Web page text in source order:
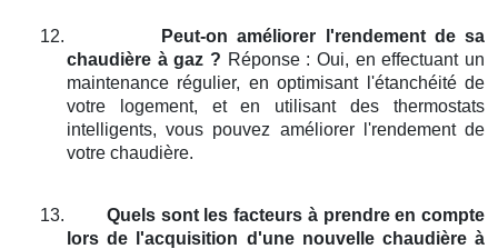
12.
Peut-on améliorer l'rendement de sa
chaudière à gaz ? Réponse : Oui, en effectuant un
maintenance régulier, en optimisant l'étanchéité de
votre logement, et en utilisant des thermostats
intelligents, vous pouvez améliorer l'rendement de
votre chaudière.
13.
Quels sont les facteurs à prendre en compte
lors de l'acquisition d'une nouvelle chaudière à